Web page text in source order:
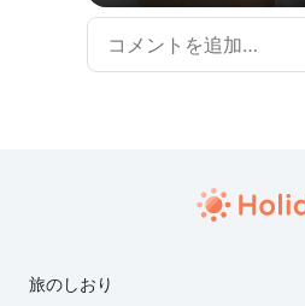
コースです
旅のしおり